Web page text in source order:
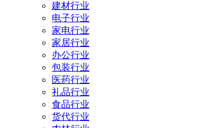
建材行业
电子行业
家电行业
家居行业
办公行业
包装行业
医药行业
礼品行业
食品行业
货代行业